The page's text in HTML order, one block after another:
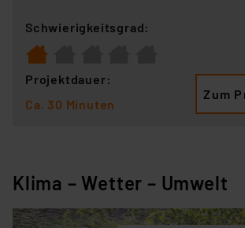
Schwierigkeitsgrad:
Projektdauer:
Ca. 30 Minuten
Zum
Klima – Wetter – Umwelt